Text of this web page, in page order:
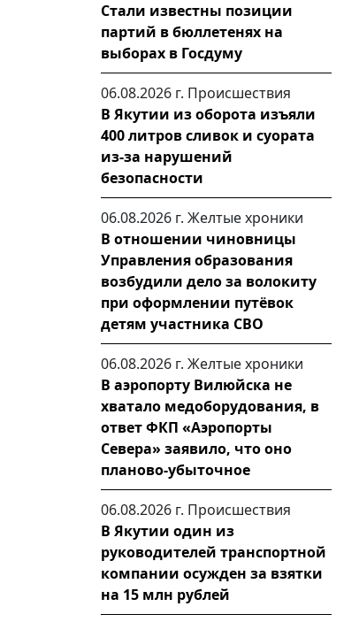
Стали известны позиции
партий в бюллетенях на
выборах в Госдуму
06.08.2026 г. Происшествия
В Якутии из оборота изъяли
400 литров сливок и суората
из-за нарушений
безопасности
06.08.2026 г. Желтые хроники
В отношении чиновницы
Управления образования
возбудили дело за волокиту
при оформлении путёвок
детям участника СВО
06.08.2026 г. Желтые хроники
В аэропорту Вилюйска не
хватало медоборудования, в
ответ ФКП «Аэропорты
Севера» заявило, что оно
планово-убыточное
06.08.2026 г. Происшествия
В Якутии один из
руководителей транспортной
компании осужден за взятки
на 15 млн рублей